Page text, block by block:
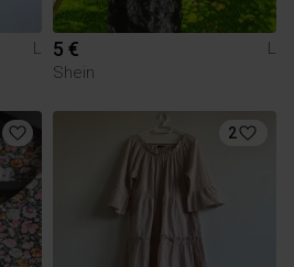
L
5 €
L
Shein
2